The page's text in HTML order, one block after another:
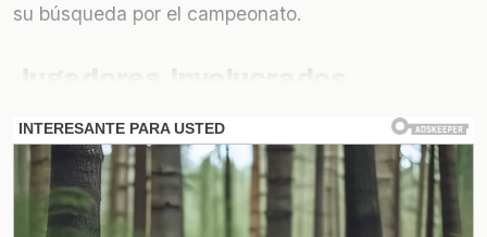
su búsqueda por el campeonato.
Se rumorea que las negociaciones podrían incluir a
varios jugadores clave de ambas plantillas. Aunque
los nombres exactos aún no han sido confirmados,
se habla de estrellas que podrían hacer la diferencia